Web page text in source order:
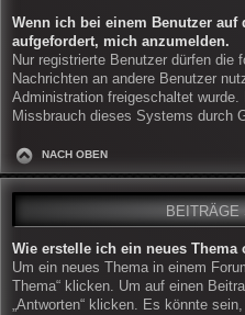
Wenn ich bei einem Benutzer
aufgefordert, mich anzumelden.
Nur registrierte Benutzer dürfen die
Nachrichten an andere Benutzer
Administration freigeschaltet
Missbrauch dieses Systems durch
NACH OBEN
BEITRÄGE
Wie erstelle ich ein neues Thema
Um ein neues Thema in einem
Thema“ klicken. Um auf einen
„Antworten“ klicken. Es könnte